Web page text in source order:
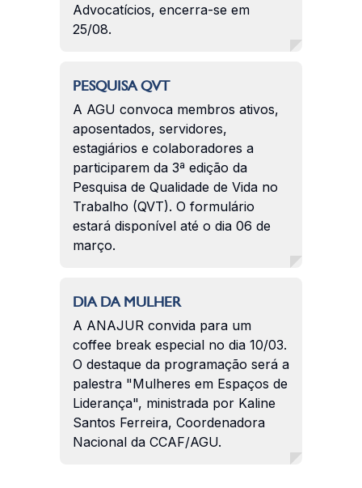
Advocatícios, encerra-se em
25/08.
PESQUISA QVT
A AGU convoca membros ativos,
aposentados, servidores,
estagiários e colaboradores a
participarem da 3ª edição da
Pesquisa de Qualidade de Vida no
Trabalho (QVT). O formulário
estará disponível até o dia 06 de
março.
DIA DA MULHER
A ANAJUR convida para um
coffee break especial no dia 10/03.
O destaque da programação será a
palestra "Mulheres em Espaços de
Liderança", ministrada por Kaline
Santos Ferreira, Coordenadora
Nacional da CCAF/AGU.